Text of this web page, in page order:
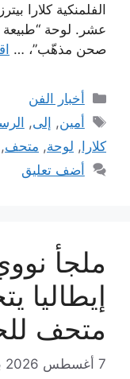
الفلمنكية كلارا
عشر. لوحة
صحن مذهّب”، …
التصنيفات
أخبار الفن
الوسوم
أمين, إلى,
كلارا, لوحة, متحف,
أضف تعليق
ملجأ
إيطاليا
متحف
7 أغسطس 2026